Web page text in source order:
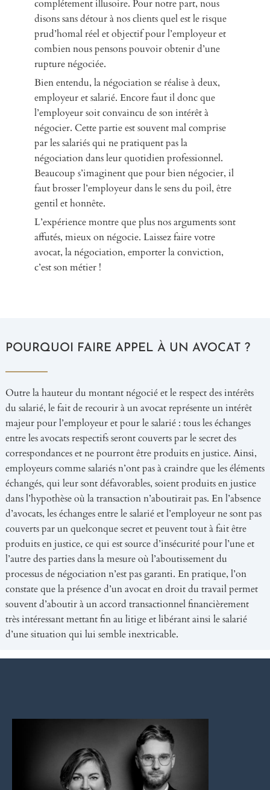
complétement illusoire. Pour notre part, nous
disons sans détour à nos clients quel est le risque
prud’homal réel et objectif pour l’employeur et
combien nous pensons pouvoir obtenir d’une
rupture négociée.
Bien entendu, la négociation se réalise à deux,
employeur et salarié. Encore faut il donc que
l’employeur soit convaincu de son intérêt à
négocier. Cette partie est souvent mal comprise
par les salariés qui ne pratiquent pas la
négociation dans leur quotidien professionnel.
Beaucoup s’imaginent que pour bien négocier, il
faut brosser l’employeur dans le sens du poil, être
gentil et honnête.
L’expérience montre que plus nos arguments sont
affutés, mieux on négocie. Laissez faire votre
avocat, la négociation, emporter la conviction,
c’est son métier !
POURQUOI FAIRE APPEL À UN AVOCAT ?
Outre la hauteur du montant négocié et le respect des intérêts
du salarié, le fait de recourir à un avocat représente un intérêt
majeur pour l’employeur et pour le salarié : tous les échanges
entre les avocats respectifs seront couverts par le secret des
correspondances et ne pourront être produits en justice. Ainsi,
employeurs comme salariés n’ont pas à craindre que les éléments
échangés, qui leur sont défavorables, soient produits en justice
dans l’hypothèse où la transaction n’aboutirait pas. En l’absence
d’avocats, les échanges entre le salarié et l’employeur ne sont pas
couverts par un quelconque secret et peuvent tout à fait être
produits en justice, ce qui est source d’insécurité pour l’une et
l’autre des parties dans la mesure où l’aboutissement du
processus de négociation n’est pas garanti. En pratique, l’on
constate que la présence d’un avocat en droit du travail permet
souvent d’aboutir à un accord transactionnel financièrement
très intéressant mettant fin au litige et libérant ainsi le salarié
d’une situation qui lui semble inextricable.